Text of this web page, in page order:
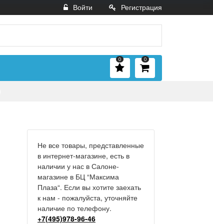
Войти Регистрация
0
0
Не все товары, представленные
в интернет-магазине, есть в
наличии у нас в Салоне-
магазине в БЦ “Максима
Плаза“. Если вы хотите заехать
к нам - пожалуйста, уточняйте
наличие по телефону.
+7(495)978-96-46